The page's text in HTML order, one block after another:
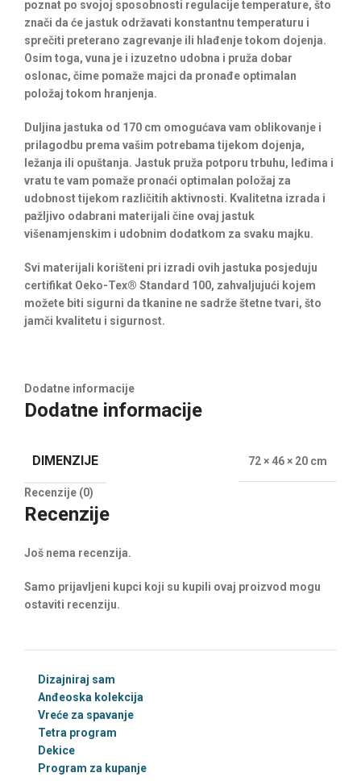
poznat po svojoj sposobnosti regulacije temperature, što
znači da će jastuk održavati konstantnu temperaturu i
sprečiti preterano zagrevanje ili hlađenje tokom dojenja.
Osim toga, vuna je i izuzetno udobna i pruža dobar
oslonac, čime pomaže majci da pronađe optimalan
položaj tokom hranjenja.
Duljina jastuka od 170 cm omogućava vam oblikovanje i
prilagodbu prema vašim potrebama tijekom dojenja,
ležanja ili opuštanja. Jastuk pruža potporu trbuhu, leđima i
vratu te vam pomaže pronaći optimalan položaj za
udobnost tijekom različitih aktivnosti. Kvalitetna izrada i
pažljivo odabrani materijali čine ovaj jastuk
višenamjenskim i udobnim dodatkom za svaku majku.
Svi materijali korišteni pri izradi ovih jastuka posjeduju
certifikat Oeko-Tex® Standard 100, zahvaljujući kojem
možete biti sigurni da tkanine ne sadrže štetne tvari, što
jamči kvalitetu i sigurnost.
Dodatne informacije
Dodatne informacije
DIMENZIJE 72 × 46 × 20 cm
Recenzije (0)
Recenzije
Još nema recenzija.
Samo prijavljeni kupci koji su kupili ovaj proizvod mogu
ostaviti recenziju.
Dizajniraj sam
Anđeoska kolekcija
Vreće za spavanje
Tetra program
Dekice
Program za kupanje